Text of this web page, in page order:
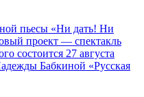
пьесы «Ни дать! Ни
проект — спектакль
состоится 27 августа
Бабкиной «Русская